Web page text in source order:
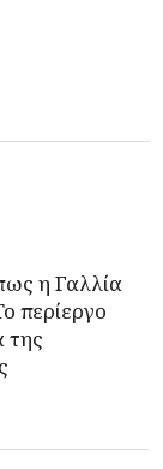
η Γαλλία
περίεργο
της